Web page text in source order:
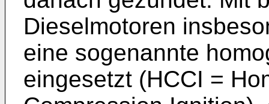
Dieselmotoren
eine sogenannte
eingesetzt (HCCI =